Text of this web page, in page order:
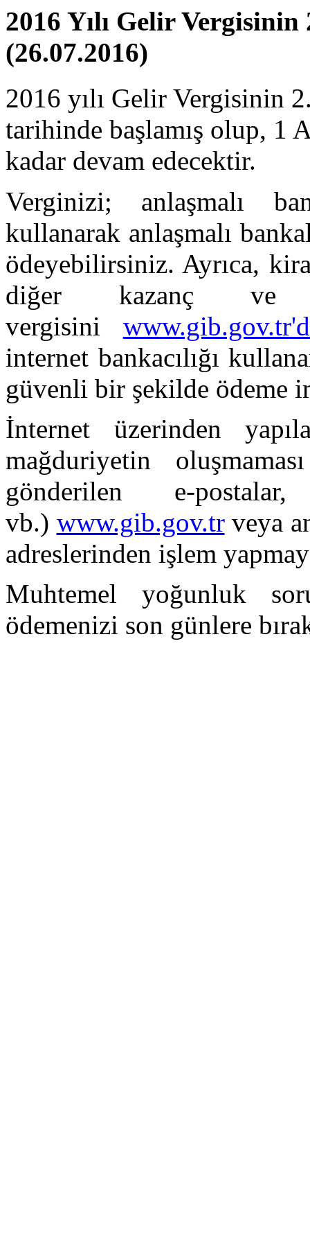
2016 Yılı Gelir Vergisinin
(26.07.2016)
2016 yılı Gelir Vergisinin
tarihinde başlamış olup, 1
kadar devam edecektir.
Verginizi; anlaşmalı
kullanarak anlaşmalı
ödeyebilirsiniz. Ayrıca,
diğer kazanç ve
vergisini
internet bankacılığı
güvenli bir şekilde ödeme
İnternet üzerinden
mağduriyetin
gönderilen e-
vb.) www.gib.gov.trveya
adreslerinden işlem
Muhtemel yoğunluk
ödemenizi son günlere